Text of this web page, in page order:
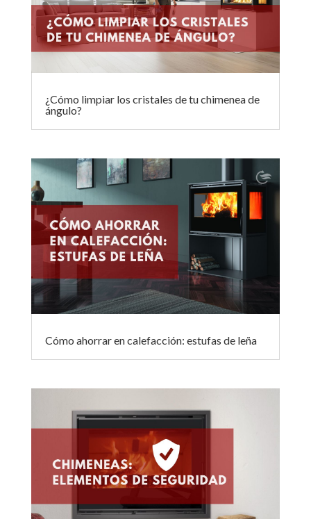
¿Cómo limpiar los cristales de tu chimenea de
ángulo?
Cómo ahorrar en calefacción: estufas de leña